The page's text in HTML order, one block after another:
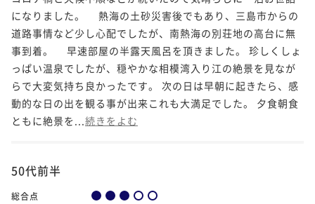
になりました。 熱海の土砂災害後でもあり、三島市からの
道路事情など少し心配でしたが、南熱海の別荘地の高台に無
事到着。 早速部屋の半露天風呂を頂きました。 珍しくしょ
っぱい温泉でしたが、穏やかな相模湾入り江の絶景を見なが
らで大変気持ち良かったです。 次の日は早朝に起きたら、感
動的な日の出を観る事が出来これも大満足でした。 夕食朝食
ともに絶景を... 続きをよむ
50代前半
総合点